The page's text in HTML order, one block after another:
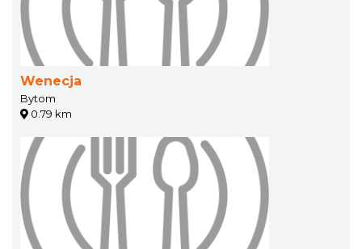
Wenecja
Bytom
0.79 km